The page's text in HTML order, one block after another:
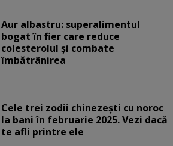
Aur albastru: superalimentul
bogat în fier care reduce
colesterolul și combate
îmbătrânirea
Cele trei zodii chinezești cu noroc
la bani în februarie 2025. Vezi dacă
te afli printre ele